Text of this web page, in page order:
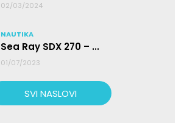
02/03/2024
NAUTIKA
Sea Ray SDX 270 – ...
01/07/2023
SVI NASLOVI